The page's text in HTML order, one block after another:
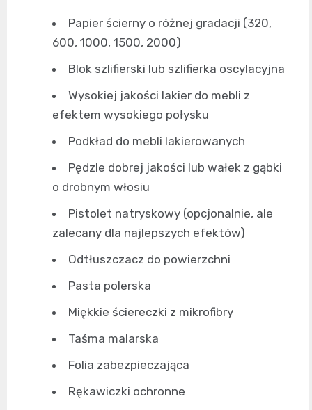
Papier ścierny o różnej gradacji (320,
600, 1000, 1500, 2000)
Blok szlifierski lub szlifierka oscylacyjna
Wysokiej jakości lakier do mebli z
efektem wysokiego połysku
Podkład do mebli lakierowanych
Pędzle dobrej jakości lub wałek z gąbki
o drobnym włosiu
Pistolet natryskowy (opcjonalnie, ale
zalecany dla najlepszych efektów)
Odtłuszczacz do powierzchni
Pasta polerska
Miękkie ściereczki z mikrofibry
Taśma malarska
Folia zabezpieczająca
Rękawiczki ochronne